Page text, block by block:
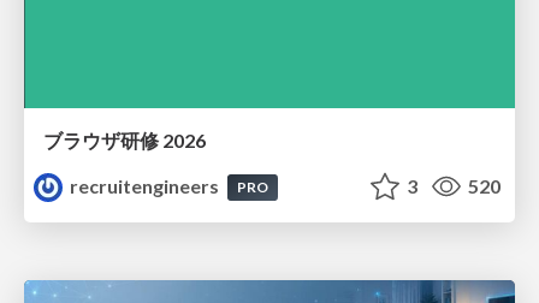
ブラウザ研修 2026
recruitengineers
PRO 3 520